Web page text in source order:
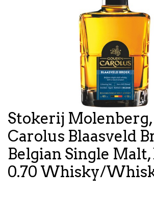
Stokerij Molenberg,
Carolus Blaasveld
Belgian Single Malt,
0.70 Whisky/